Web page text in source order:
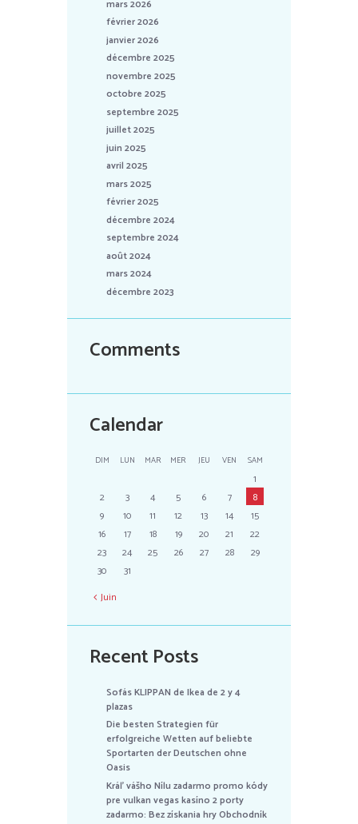
mars 2026
février 2026
janvier 2026
décembre 2025
novembre 2025
octobre 2025
septembre 2025
juillet 2025
juin 2025
avril 2025
mars 2025
février 2025
décembre 2024
septembre 2024
août 2024
mars 2024
décembre 2023
Comments
Calendar
DIM LUN MAR MER JEU VEN SAM
1
2
3 4 5 6 7
8
9
10 11 12 13 14
15
16
17 18 19 20 21
22
23
24 25 26 27 28
29
30
31
Juin
Recent Posts
Sofás KLIPPAN de Ikea de 2 y 4
plazas
Die besten Strategien für
erfolgreiche Wetten auf beliebte
Sportarten der Deutschen ohne
Oasis
Kráľ vášho Nílu zadarmo promo kódy
pre vulkan vegas kasíno 2 porty
zadarmo: Bez získania hry Obchodník